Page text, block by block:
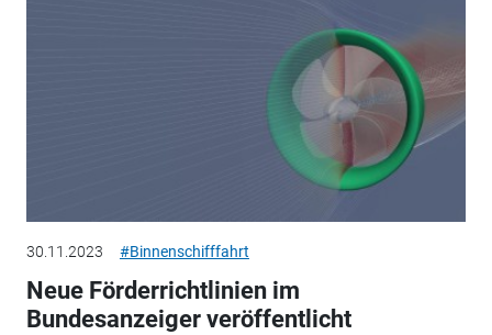
30.11.2023 #Binnenschifffahrt
Neue Förderrichtlinien im
Bundesanzeiger veröffentlicht